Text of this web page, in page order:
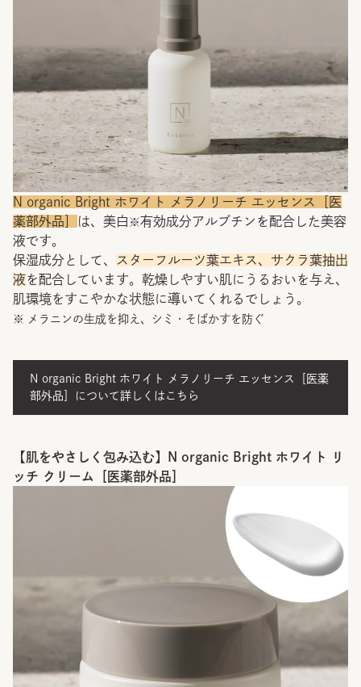
N organic Bright ホワイト メラノリーチ エッセンス［医
薬部外品］
は、美白 ※有効成分アルブチンを配合した美容
液です。
保湿成分として、
スターフルーツ葉エキス、サクラ葉抽出
液を配合しています。乾燥しやすい肌にうるおいを与え、
肌環境をすこやかな状態に導いてくれるでしょう。
※ メラニンの生成を抑え、シミ・そばかすを防ぐ
N organic Bright ホワイト メラノリーチ エッセンス［医薬
部外品］について詳しくはこちら
【肌をやさしく包み込む】N organic Bright ホワイト リ
ッチ クリーム［医薬部外品］